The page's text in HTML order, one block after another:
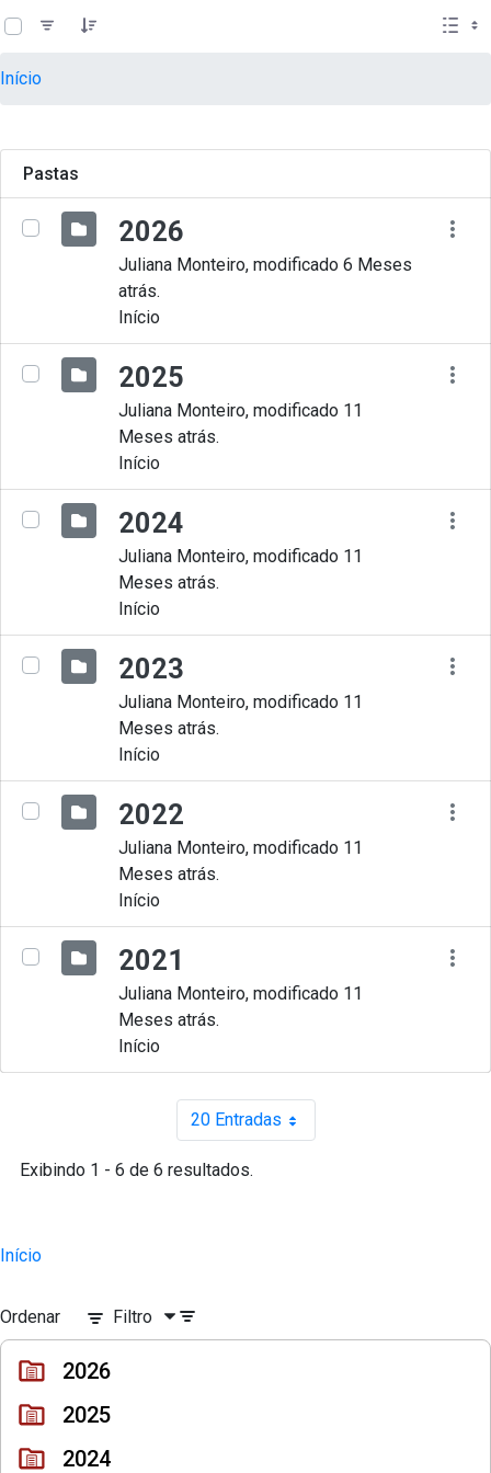
Pular para o Conteúdo principal
teste descricao
Início
Pastas
2026
Juliana Monteiro, modificado 6 Meses
atrás.
Início
2025
Juliana Monteiro, modificado 11
Meses atrás.
Início
2024
Juliana Monteiro, modificado 11
Meses atrás.
Início
2023
Juliana Monteiro, modificado 11
Meses atrás.
Início
2022
Juliana Monteiro, modificado 11
Meses atrás.
Início
2021
Juliana Monteiro, modificado 11
Meses atrás.
Início
20 EntradasPor página
Exibindo 1 - 6 de 6 resultados.
Início
Ordenar Filtro
2026
2025
2024